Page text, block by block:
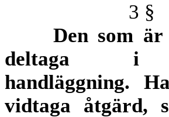
3 §
Den som
deltaga i
handläggning.
vidtaga åtgärd,